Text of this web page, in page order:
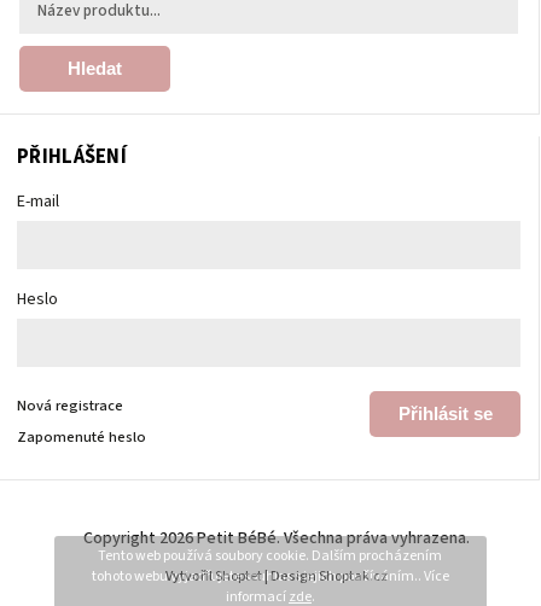
Tento web používá soubory cookie. Dalším procházením
tohoto webu vyjadřujete souhlas s jejich používáním.. Více
informacízde.
Hledat
PŘIHLÁŠENÍ
E-mail
Heslo
Přihlásit se
Nová registrace
Zapomenuté heslo
Copyright 2026Petit BéBé. Všechna práva vyhrazena.
VytvořilShoptet| DesignShoptak.cz